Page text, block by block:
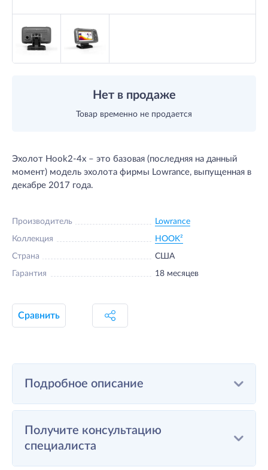
Нет в продаже
Товар временно не продается
Эхолот Hook2-4x – это базовая (последняя на данный
момент) модель эхолота фирмы Lowrance, выпущенная в
декабре 2017 года.
Производитель Lowrance
Коллекция HOOK²
Страна США
Гарантия 18 месяцев
Сравнить
Подробное описание
Получите консультацию
специалиста